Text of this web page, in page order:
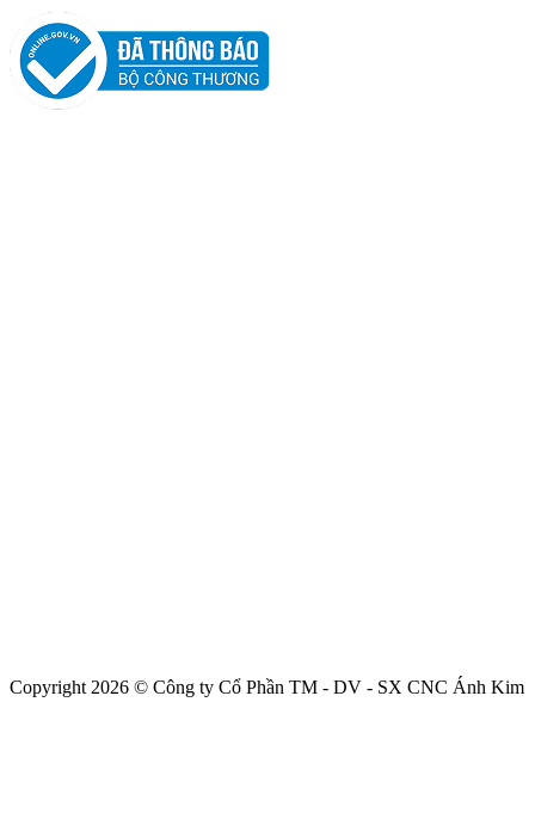
Copyright 2026 © Công ty Cổ Phần TM - DV - SX CNC Ánh Kim